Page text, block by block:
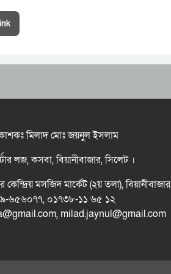
মিলাদ মোঃ জয়নুল ইসলাম
লজ, কসবা, বিয়ানীবাজার, সিলেট ।
কেন্দ্রিয় মসজিদ মার্কেট (২য় তলা),
৬৫৬০৭৭, ০১৭৩৮-১১ ৬৫ ১২
milad.jaynul@gmail.com